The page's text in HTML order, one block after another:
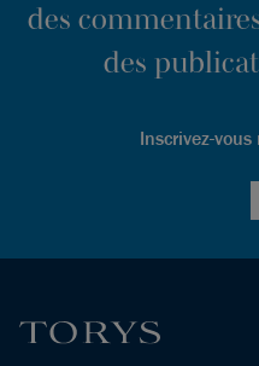
des
des
Inscrivez-